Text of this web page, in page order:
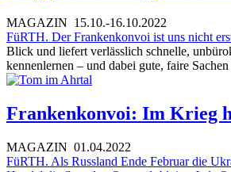
MAGAZIN 15.10.-16.10.2022
FüRTH. Der Frankenkonvoi ist uns nicht
Blick und liefert verlässlich schnelle,
kennenlernen – und dabei gute, faire Sachen
Frankenkonvoi: Im Krieg
MAGAZIN 01.04.2022
FüRTH. Als Russland Ende Februar die